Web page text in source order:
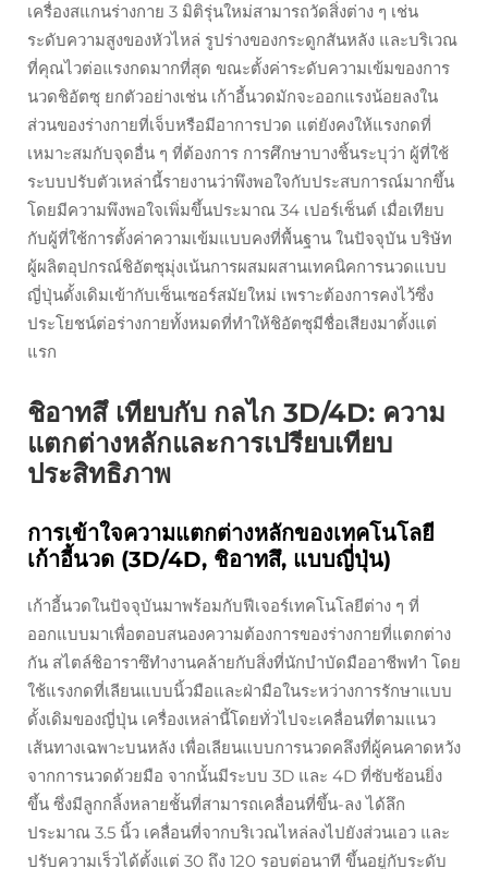
เครื่องสแกนร่างกาย 3 มิติรุ่นใหม่สามารถวัดสิ่งต่าง ๆ เช่น
ระดับความสูงของหัวไหล่ รูปร่างของกระดูกสันหลัง และบริเวณ
ที่คุณไวต่อแรงกดมากที่สุด ขณะตั้งค่าระดับความเข้มของการ
นวดชิอัตซุ ยกตัวอย่างเช่น เก้าอี้นวดมักจะออกแรงน้อยลงใน
ส่วนของร่างกายที่เจ็บหรือมีอาการปวด แต่ยังคงให้แรงกดที่
เหมาะสมกับจุดอื่น ๆ ที่ต้องการ การศึกษาบางชิ้นระบุว่า ผู้ที่ใช้
ระบบปรับตัวเหล่านี้รายงานว่าพึงพอใจกับประสบการณ์มากขึ้น
โดยมีความพึงพอใจเพิ่มขึ้นประมาณ 34 เปอร์เซ็นต์ เมื่อเทียบ
กับผู้ที่ใช้การตั้งค่าความเข้มแบบคงที่พื้นฐาน ในปัจจุบัน บริษัท
ผู้ผลิตอุปกรณ์ชิอัตซุมุ่งเน้นการผสมผสานเทคนิคการนวดแบบ
ญี่ปุ่นดั้งเดิมเข้ากับเซ็นเซอร์สมัยใหม่ เพราะต้องการคงไว้ซึ่ง
ประโยชน์ต่อร่างกายทั้งหมดที่ทำให้ชิอัตซุมีชื่อเสียงมาตั้งแต่
แรก
ชิอาทสึ เทียบกับ กลไก 3D/4D: ความ
แตกต่างหลักและการเปรียบเทียบ
ประสิทธิภาพ
การเข้าใจความแตกต่างหลักของเทคโนโลยี
เก้าอี้นวด (3D/4D, ชิอาทสึ, แบบญี่ปุ่น)
เก้าอี้นวดในปัจจุบันมาพร้อมกับฟีเจอร์เทคโนโลยีต่าง ๆ ที่
ออกแบบมาเพื่อตอบสนองความต้องการของร่างกายที่แตกต่าง
กัน สไตล์ชิอาราซึทำงานคล้ายกับสิ่งที่นักบำบัดมืออาชีพทำ โดย
ใช้แรงกดที่เลียนแบบนิ้วมือและฝ่ามือในระหว่างการรักษาแบบ
ดั้งเดิมของญี่ปุ่น เครื่องเหล่านี้โดยทั่วไปจะเคลื่อนที่ตามแนว
เส้นทางเฉพาะบนหลัง เพื่อเลียนแบบการนวดคลึงที่ผู้คนคาดหวัง
จากการนวดด้วยมือ จากนั้นมีระบบ 3D และ 4D ที่ซับซ้อนยิ่ง
ขึ้น ซึ่งมีลูกกลิ้งหลายชั้นที่สามารถเคลื่อนที่ขึ้น-ลง ได้ลึก
ประมาณ 3.5 นิ้ว เคลื่อนที่จากบริเวณไหล่ลงไปยังส่วนเอว และ
ปรับความเร็วได้ตั้งแต่ 30 ถึง 120 รอบต่อนาที ขึ้นอยู่กับระดับ